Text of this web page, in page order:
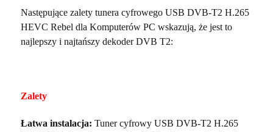
Następujące zalety tunera cyfrowego USB DVB-T2 H.265
HEVC Rebel dla Komputerów PC wskazują, że jest to
najlepszy i najtańszy dekoder DVB T2:
Zalety
Łatwa instalacja: Tuner cyfrowy USB DVB-T2 H.265